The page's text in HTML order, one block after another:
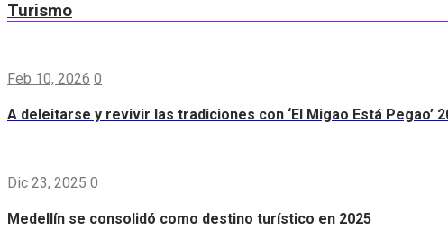
Turismo
Feb 10, 2026 0
A deleitarse y revivir las tradiciones con ‘El Migao Está Pegao’
Dic 23, 2025 0
Medellín se consolidó como destino turístico en 2025